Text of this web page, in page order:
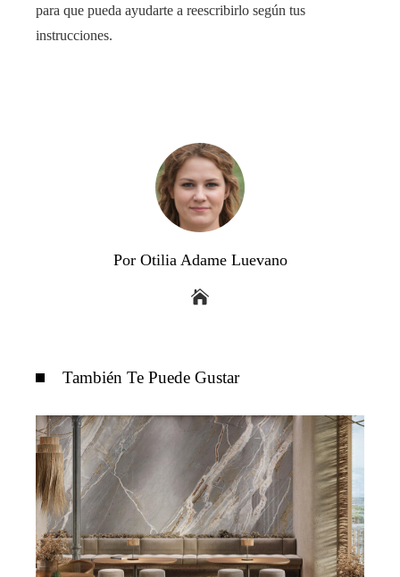
para que pueda ayudarte a reescribirlo según tus
instrucciones.
Por Otilia Adame Luevano
También Te Puede Gustar